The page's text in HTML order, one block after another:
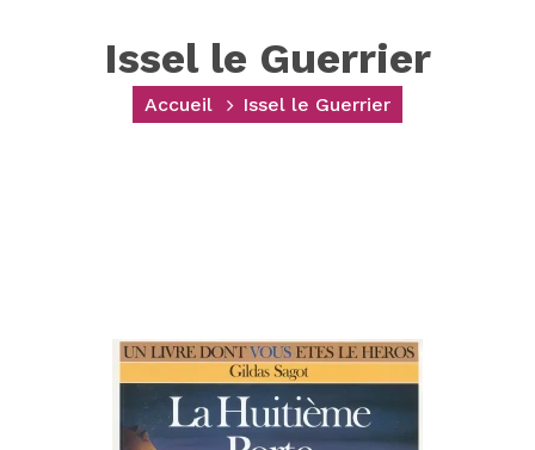
Issel le Guerrier
Accueil Issel le Guerrier